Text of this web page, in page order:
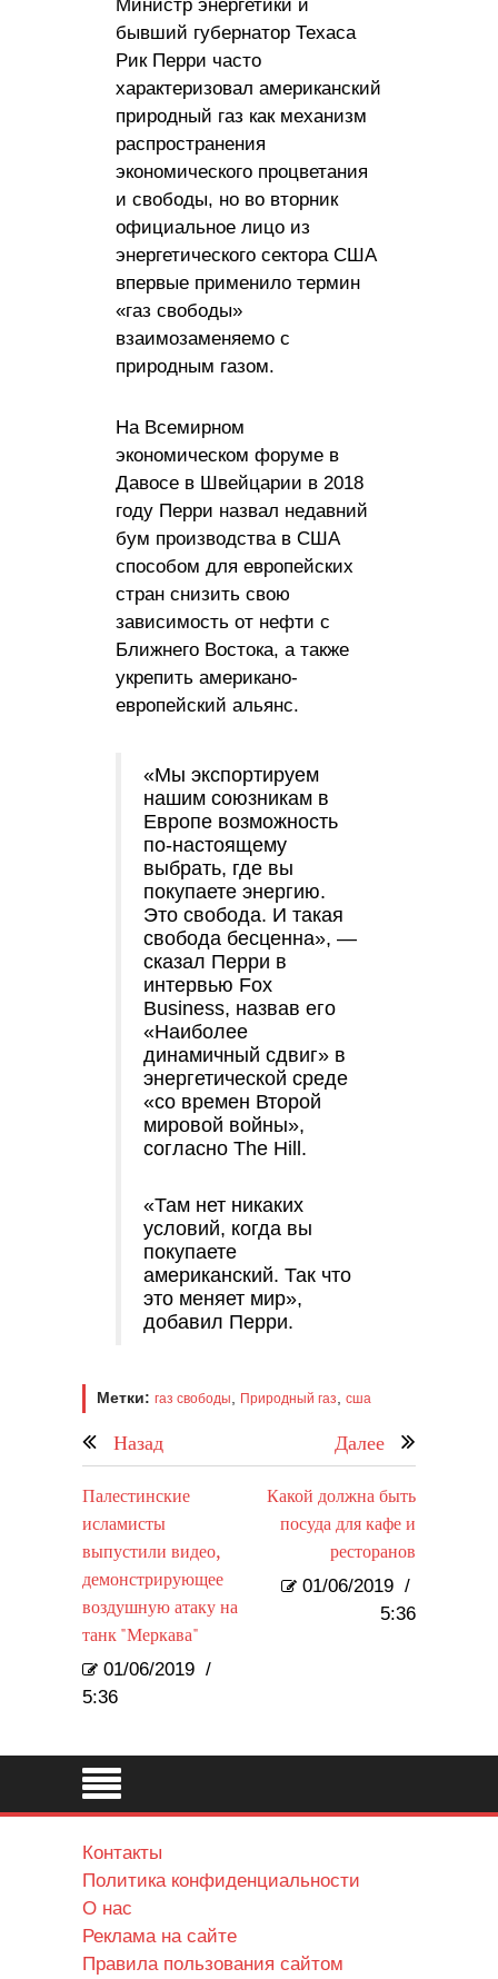
Министр энергетики и
бывший губернатор Техаса
Рик Перри часто
характеризовал американский
природный газ как механизм
распространения
экономического процветания
и свободы, но во вторник
официальное лицо из
энергетического сектора США
впервые применило термин
«газ свободы»
взаимозаменяемо с
природным газом.
На Всемирном
экономическом форуме в
Давосе в Швейцарии в 2018
году Перри назвал недавний
бум производства в США
способом для европейских
стран снизить свою
зависимость от нефти с
Ближнего Востока, а также
укрепить американо-
европейский альянс.
«Мы экспортируем
нашим союзникам в
Европе возможность
по-настоящему
выбрать, где вы
покупаете энергию.
Это свобода. И такая
свобода бесценна», —
сказал Перри в
интервью Fox
Business, назвав его
«Наиболее
динамичный сдвиг» в
энергетической среде
«со времен Второй
мировой войны»,
согласно The Hill.
«Там нет никаких
условий, когда вы
покупаете
американский. Так что
это меняет мир»,
добавил Перри.
Метки: газ свободы Природный газ сша
Назад Далее
Палестинские
исламисты
выпустили видео,
демонстрирующее
воздушную атаку на
танк "Меркава"
01/06/2019 /
5:36
Какой должна быть
посуда для кафе и
ресторанов
01/06/2019 /
5:36
Контакты
Политика конфиденциальности
О нас
Реклама на сайте
Правила пользования сайтом